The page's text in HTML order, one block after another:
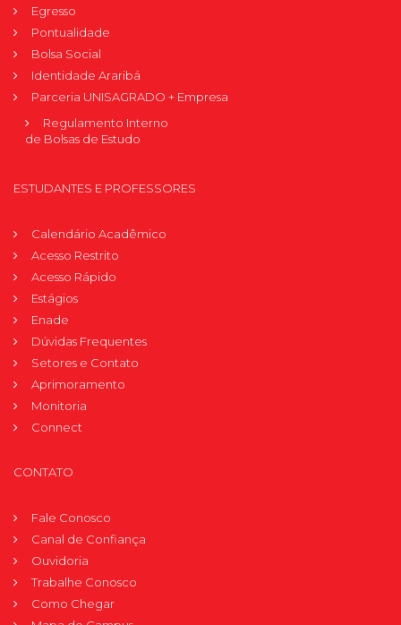
Egresso
Pontualidade
Bolsa Social
Identidade Araribá
Parceria UNISAGRADO + Empresa
Regulamento Interno
de Bolsas de Estudo
ESTUDANTES E PROFESSORES
Calendário Acadêmico
Acesso Restrito
Acesso Rápido
Estágios
Enade
Dúvidas Frequentes
Setores e Contato
Aprimoramento
Monitoria
Connect
CONTATO
Fale Conosco
Canal de Confiança
Ouvidoria
Trabalhe Conosco
Como Chegar